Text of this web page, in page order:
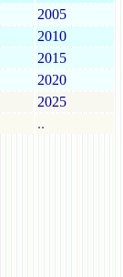
2005
2010
2015
2020
2025
..